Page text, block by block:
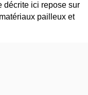
décrite ici repose sur
pailleux et